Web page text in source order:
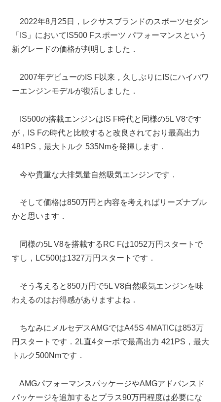
2022年8月25日，レクサスブランドのスポーツセダン
「IS」においてIS500 Fスポーツ パフォーマンスという
新グレードの価格が判明しました．
2007年デビューのIS F以来，久しぶりにISにハイパワ
ーエンジンモデルが復活しました．
IS500の搭載エンジンはIS F時代と同様の5L V8です
が，IS Fの時代と比較すると改良されており最高出力
481PS，最大トルク 535Nmを発揮します．
今や貴重な大排気量自然吸気エンジンです．
そして価格は850万円と内容を考えればリーズナブル
かと思います．
同様の5L V8を搭載するRC Fは1052万円スタートで
すし，LC500は1327万円スタートです．
そう考えると850万円で5L V8自然吸気エンジンを味
わえるのはお得感がありますよね．
ちなみにメルセデスAMGではA45S 4MATICは853万
円スタートです．2L直4ターボで最高出力 421PS，最大
トルク500Nmです．
AMGパフォーマンスパッケージやAMGアドバンスド
パッケージを追加するとプラス90万円程度は必要にな